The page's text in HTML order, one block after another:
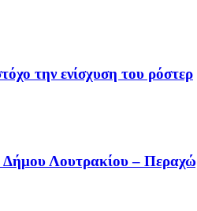
την ενίσχυση του ρόστερ
Δήμου Λουτρακίου –